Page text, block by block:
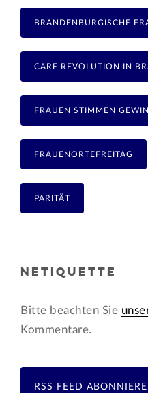
BRANDENBURGISCHE
CARE REVOLUTION IN
FRAUEN STIMMEN
FRAUENORTEFREITAG
PARITÄT
NETIQUETTE
Bitte beachten Sie
Kommentare.
RSS FEED